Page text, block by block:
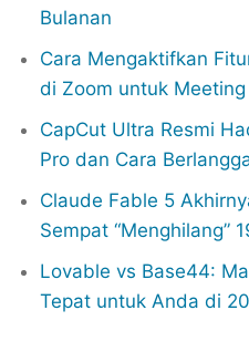
Bulanan
Cara Mengaktifkan
di Zoom untuk
CapCut Ultra Resmi
Pro dan Cara
Claude Fable 5
Sempat “Menghilang”
Lovable vs Base44:
Tepat untuk Anda di